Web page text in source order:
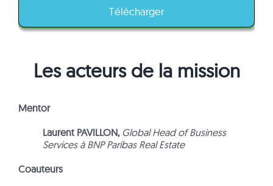
Télécharger
Les acteurs de la mission
Mentor
Laurent PAVILLON, Global Head of Business
Services à BNP Paribas Real Estate
Coauteurs